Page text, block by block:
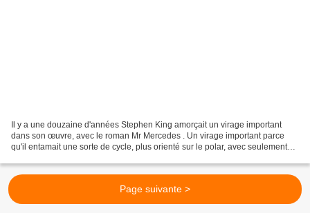
Il y a une douzaine d'années Stephen King amorçait un virage important
dans son œuvre, avec le roman Mr Mercedes . Un virage important parce
qu'il entamait une sorte de cycle, plus orienté sur le polar, avec seulement
Page suivante >